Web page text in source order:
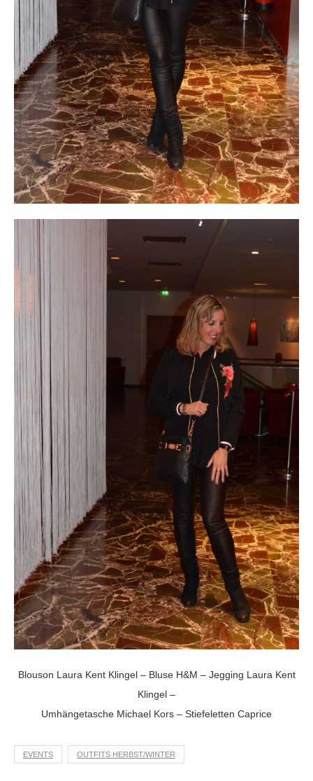
Blouson Laura Kent Klingel – Bluse H&M – Jegging Laura Kent
Klingel –
Umhängetasche Michael Kors – Stiefeletten Caprice
EVENTS OUTFITS HERBST/WINTER